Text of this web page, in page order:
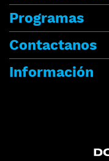
Programas
Contactanos
Información